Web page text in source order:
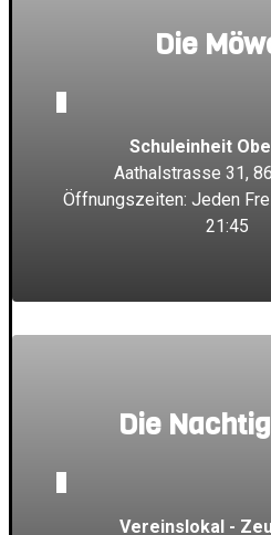
Die
Schuleinheit
Aathalstrasse 31,
Öffnungszeiten: Jeden
21:45
Die
Vereinslokal -